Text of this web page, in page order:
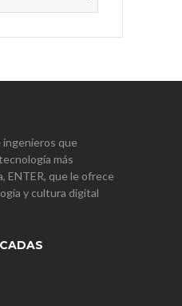
ingenieros que
más
ENTER, que le ofrece
y cultura digital